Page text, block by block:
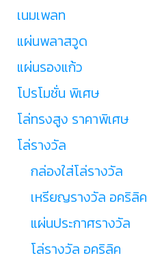
เนมเพลท
แผ่นพลาสวูด
แผ่นรองแก้ว
โปรโมชั่น พิเศษ
โล่ทรงสูง ราคาพิเศษ
โล่รางวัล
กล่องใส่โล่รางวัล
เหรียญรางวัล อคริลิค
แผ่นประกาศรางวัล
โล่รางวัล อคริลิค